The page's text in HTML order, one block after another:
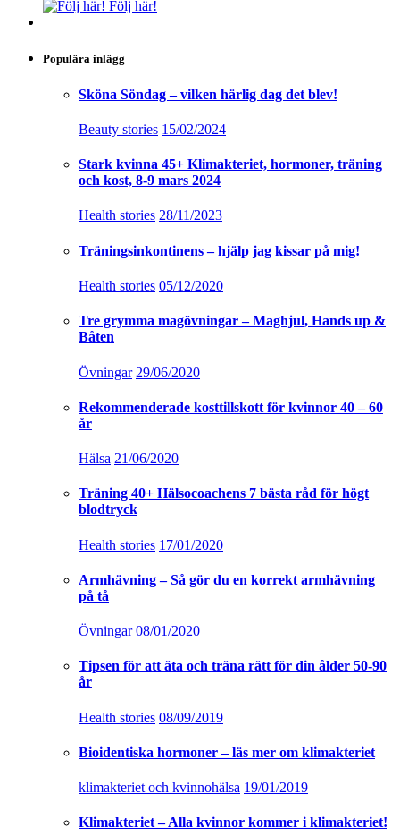
Följ här!
Populära inlägg
Sköna Söndag – vilken härlig dag det blev!
Beauty stories 15/02/2024
Stark kvinna 45+ Klimakteriet, hormoner, träning
och kost, 8-9 mars 2024
Health stories 28/11/2023
Träningsinkontinens – hjälp jag kissar på mig!
Health stories 05/12/2020
Tre grymma magövningar – Maghjul, Hands up &
Båten
Övningar 29/06/2020
Rekommenderade kosttillskott för kvinnor 40 – 60
år
Hälsa 21/06/2020
Träning 40+ Hälsocoachens 7 bästa råd för högt
blodtryck
Health stories 17/01/2020
Armhävning – Så gör du en korrekt armhävning
på tå
Övningar 08/01/2020
Tipsen för att äta och träna rätt för din ålder 50-90
år
Health stories 08/09/2019
Bioidentiska hormoner – läs mer om klimakteriet
klimakteriet och kvinnohälsa 19/01/2019
Klimakteriet – Alla kvinnor kommer i klimakteriet!